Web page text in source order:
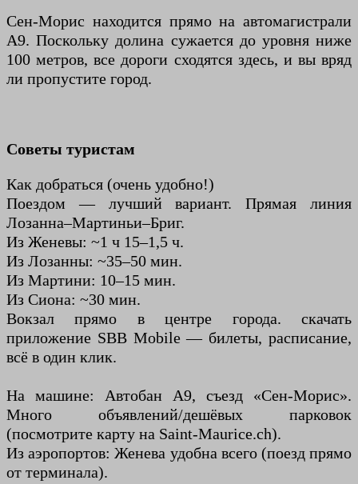
Сен-Морис находится прямо на автомагистрали
A9. Поскольку долина сужается до уровня ниже
100 метров, все дороги сходятся здесь, и вы вряд
ли пропустите город.
Советы туристам
Как добраться (очень удобно!)
Поездом — лучший вариант. Прямая линия
Лозанна–Мартиньи–Бриг.
Из Женевы: ~1 ч 15–1,5 ч.
Из Лозанны: ~35–50 мин.
Из Мартини: 10–15 мин.
Из Сиона: ~30 мин.
Вокзал прямо в центре города. скачать
приложение SBB Mobile — билеты, расписание,
всё в один клик.
На машине: Автобан А9, съезд «Сен-Морис».
Много объявлений/дешёвых парковок
(посмотрите карту на Saint-Maurice.ch).
Из аэропортов: Женева удобна всего (поезд прямо
от терминала).